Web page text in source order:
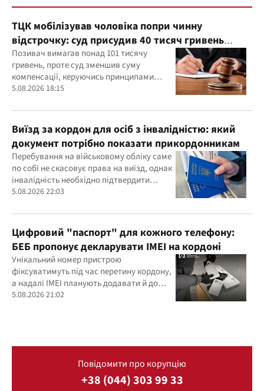
ТЦК мобілізував чоловіка попри чинну
відстрочку: суд присудив 40 тисяч гривень
компенсації
Позивач вимагав понад 101 тисячу
гривень, проте суд зменшив суму
компенсації, керуючись принципами
розумності та співмірності
5.08.2026 18:15
Виїзд за кордон для осіб з інвалідністю: який
документ потрібно показати прикордонникам
Перебування на військовому обліку саме
по собі не скасовує права на виїзд, однак
інвалідність необхідно підтвердити
документально
5.08.2026 22:03
Цифровий "паспорт" для кожного телефону:
БЕБ пропонує декларувати IMEI на кордоні
Унікальний номер пристрою
фіксуватимуть під час перетину кордону,
а надалі IMEI планують додавати й до
фіскальних чеків
5.08.2026 21:02
Повідомити про корупцію
+38 (044) 303 99 33